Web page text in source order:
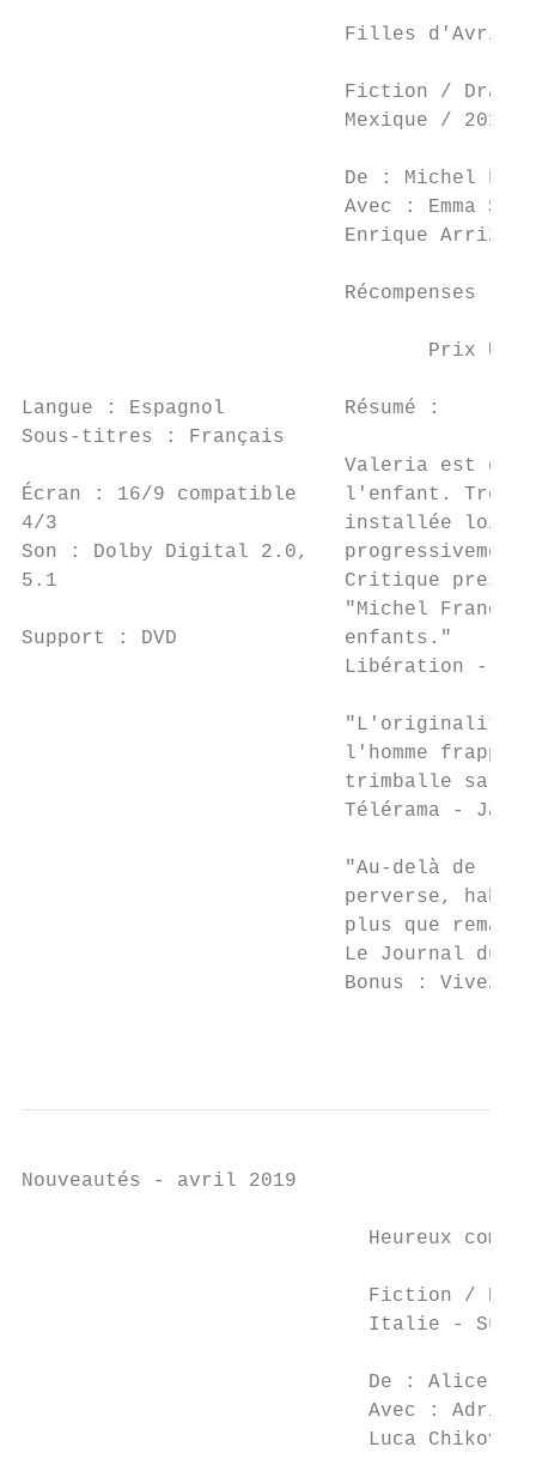
Filles d'Avril
Fiction /
Mexique / 2017
De : Michel
Avec : Emma
                           Enrique Arrizon
                           Récompenses :
Prix Un
Langue : Espagnol          Résumé :
Sous-titres : Français
Valeria est
Écran : 16/9 compatible    l'enfant. Très
4/3                        installée loin d'elle
Son : Dolby Digital 2.0,
5.1                        Critique presse
"Michel Franco
Support : DVD              enfants."
Libération -
"L'originalité
l'homme frappe
trimballe sa
Télérama -
"Au-delà de la
perverse,
plus que
Le Journal du
Bonus : Vivez
Nouveautés - avril 2019
Heureux comme
Fiction /
Italie -
De : Alice
Avec :
Luca